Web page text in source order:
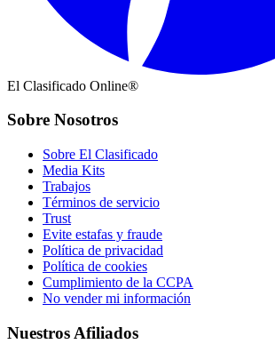
El Clasificado Online®
Sobre Nosotros
Sobre El Clasificado
Media Kits
Trabajos
Términos de servicio
Trust
Evite estafas y fraude
Política de privacidad
Política de cookies
Cumplimiento de la CCPA
No vender mi información
Nuestros Afiliados